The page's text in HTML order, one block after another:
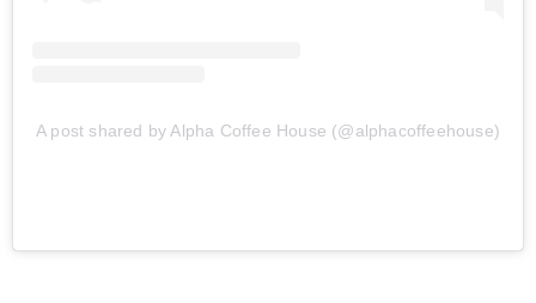
A post shared by Alpha Coffee House (@alphacoffeehouse)